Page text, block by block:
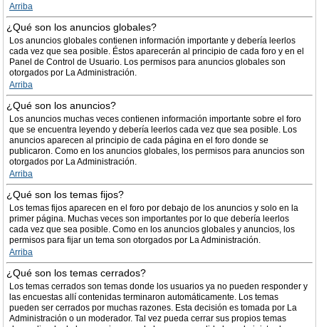
Arriba
¿Qué son los anuncios globales?
Los anuncios globales contienen información importante y debería leerlos
cada vez que sea posible. Éstos aparecerán al principio de cada foro y en el
Panel de Control de Usuario. Los permisos para anuncios globales son
otorgados por La Administración.
Arriba
¿Qué son los anuncios?
Los anuncios muchas veces contienen información importante sobre el foro
que se encuentra leyendo y debería leerlos cada vez que sea posible. Los
anuncios aparecen al principio de cada página en el foro donde se
publicaron. Como en los anuncios globales, los permisos para anuncios son
otorgados por La Administración.
Arriba
¿Qué son los temas fijos?
Los temas fijos aparecen en el foro por debajo de los anuncios y solo en la
primer página. Muchas veces son importantes por lo que debería leerlos
cada vez que sea posible. Como en los anuncios globales y anuncios, los
permisos para fijar un tema son otorgados por La Administración.
Arriba
¿Qué son los temas cerrados?
Los temas cerrados son temas donde los usuarios ya no pueden responder y
las encuestas allí contenidas terminaron automáticamente. Los temas
pueden ser cerrados por muchas razones. Esta decisión es tomada por La
Administración o un moderador. Tal vez pueda cerrar sus propios temas